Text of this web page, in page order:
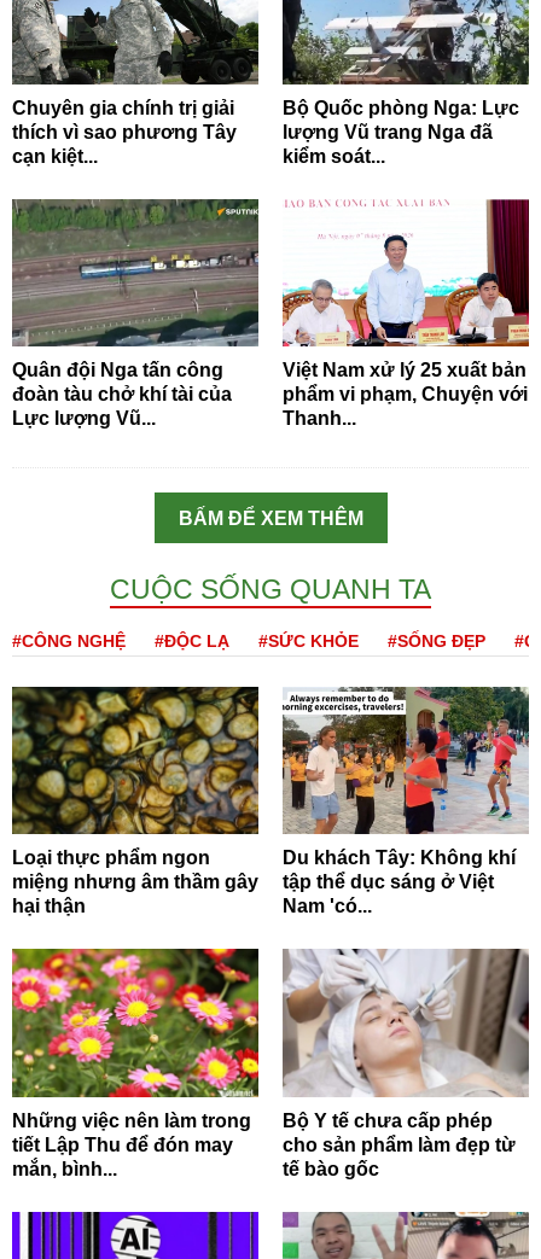
Chuyên gia chính trị giải
thích vì sao phương Tây
cạn kiệt...
Bộ Quốc phòng Nga: Lực
lượng Vũ trang Nga đã
kiểm soát...
Quân đội Nga tấn công
đoàn tàu chở khí tài của
Lực lượng Vũ...
Việt Nam xử lý 25 xuất bản
phẩm vi phạm, Chuyện với
Thanh...
BẤM ĐỂ XEM THÊM
CUỘC SỐNG QUANH TA
#CÔNG NGHỆ #ĐỘC LẠ #SỨC KHỎE #SỐNG ĐẸP
Loại thực phẩm ngon
miệng nhưng âm thầm gây
hại thận
Du khách Tây: Không khí
tập thể dục sáng ở Việt
Nam 'có...
Những việc nên làm trong
tiết Lập Thu để đón may
mắn, bình...
Bộ Y tế chưa cấp phép
cho sản phẩm làm đẹp từ
tế bào gốc